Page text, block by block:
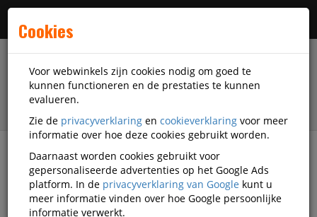
Alle categorieën
Whiteboard-magneten Video's
Cookies
Voor webwinkels zijn cookies nodig om goed te
kunnen functioneren en de prestaties te kunnen
evalueren.
Zie de privacyverklaring en cookieverklaring voor meer
informatie over hoe deze cookies gebruikt worden.
Daarnaast worden cookies gebruikt voor
gepersonaliseerde advertenties op het Google Ads
platform. In de privacyverklaring van Google kunt u
meer informatie vinden over hoe Google persoonlijke
informatie verwerkt.